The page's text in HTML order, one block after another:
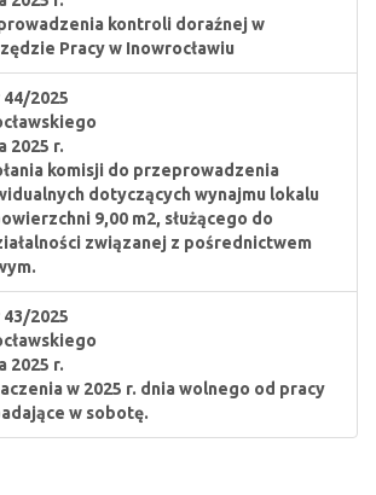
kontroli doraźnej w
Pracy w Inowrocławiu
2025
2025 r.
komisji do przeprowadzenia
dotyczących wynajmu lokalu
9,00 m2, służącego do
związanej z pośrednictwem
2025
2025 r.
w 2025 r. dnia wolnego od pracy
w sobotę.